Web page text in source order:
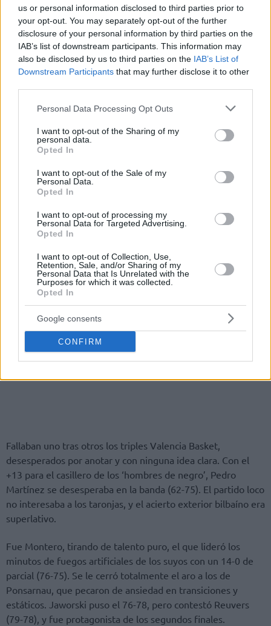
us or personal information disclosed to third parties prior to
your opt-out. You may separately opt-out of the further
disclosure of your personal information by third parties on the
IAB’s list of downstream participants. This information may
also be disclosed by us to third parties on the IAB’s List of
Downstream Participants that may further disclose it to other
Please note that this website/app uses one or more Google
not limited to your visit or usage behaviour. You may click to
grant or deny consent to Google and its third-party tags to
use your data for below specified purposes in below Google
consent section.
Personal Data Processing Opt Outs
I want to opt-out of the Sharing of my
personal data.
Opted In
I want to opt-out of the Sale of my
Personal Data.
Opted In
I want to opt-out of processing my
Personal Data for Targeted Advertising.
Opted In
I want to opt-out of Collection, Use,
Retention, Sale, and/or Sharing of my
Personal Data that Is Unrelated with the
Purposes for which it was collected.
Opted In
Google consents
CONFIRM
tercer cuarto (55-62).
Fallaban uno tras otros los triples Valencia Basket,
desesperados por anotar y con ninguna idea clara. Con el
+13 para el casillero de los ‘hombres de negro’, Pedro
Martínez se desesperaba en la banda (62-75). El partido loco
no interesaba a los taronjas, y el acierto exterior bilbaíno era
superlativo.
Fue Montero, tirando de talento puro, el que lideró los
minutos de fuegos artificiales de los suyos con un 14-0 de
parcial (76-75). Se le cerró totalmente el aro a los de
Ponsarnau, que pecaron de ansiedad en transiciones y
estáticos. Jaworski puso el 76-78, pero contestó Reuvers
(79-78), y fue protagonista de los segundos finales.